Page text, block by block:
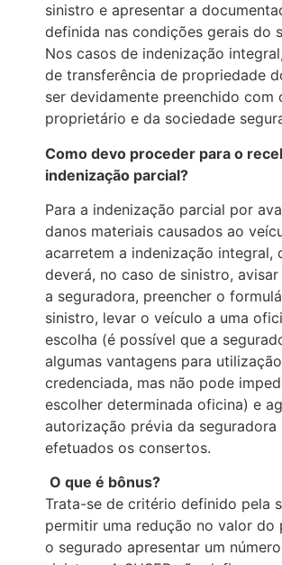
sinistro e apresentar a d
definida nas condições gerais do
Nos casos de indenização
de transferência de propriedade d
ser devidamente preenchido com
proprietário e da sociedade
Como devo proceder para o
indenização parcial?
Para a indenização parcial por
danos materiais causados ao
acarretem a indenização integral,
deverá, no caso de sinistro, avisar
a seguradora, preencher o
sinistro, levar o veículo a uma
escolha (é possível que a segurad
algumas vantagens para utilização
credenciada, mas não pode imped
escolher determinada oficina) e
autorização prévia da seguradora
efetuados os consertos.
O que é bônus?
Trata-se de critério definido pela
permitir uma redução no valor do
o segurado apresentar um número